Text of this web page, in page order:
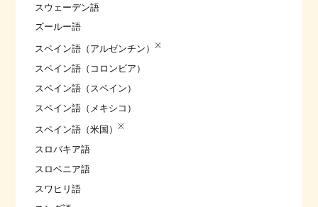
スウェーデン語
ズールー語
スペイン語（アルゼンチン） ※
スペイン語（コロンビア）
スペイン語（スペイン）
スペイン語（メキシコ）
スペイン語（米国） ※
スロバキア語
スロベニア語
スワヒリ語